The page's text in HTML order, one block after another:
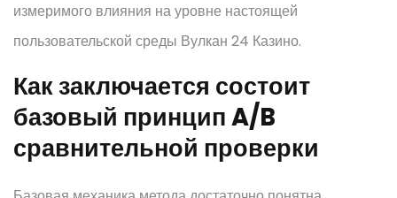
измеримого влияния на уровне настоящей
пользовательской среды Вулкан 24 Казино.
Как заключается состоит
базовый принцип A/B
сравнительной проверки